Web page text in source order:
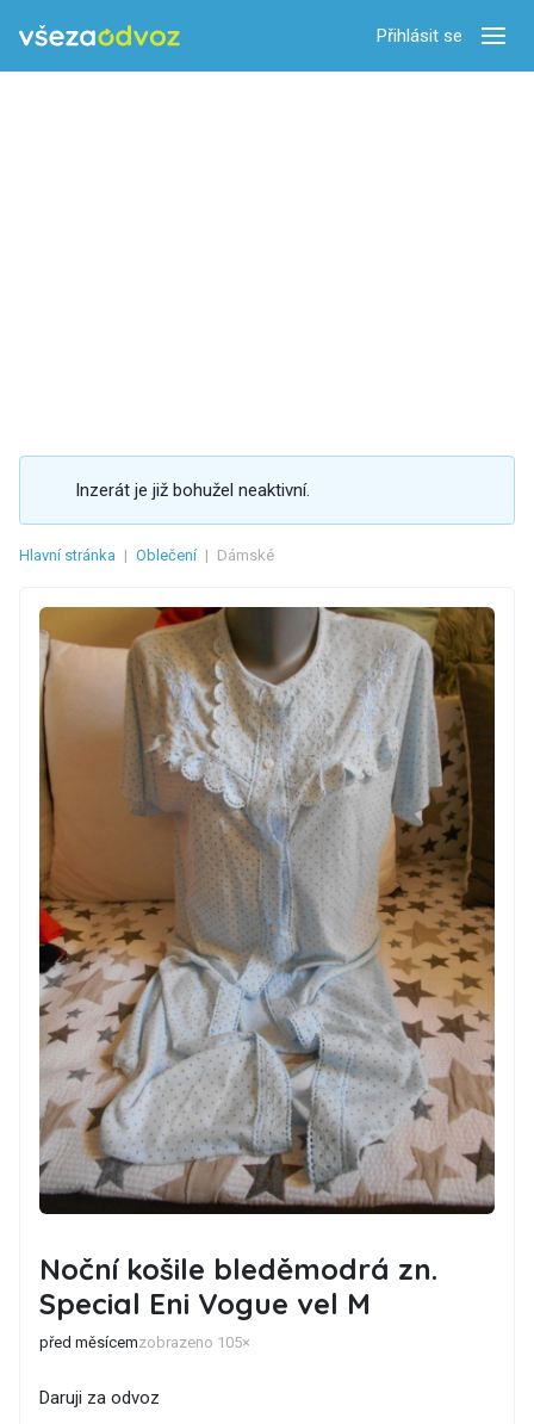
Přihlásit se
Inzerát je již bohužel neaktivní.
Hlavní stránka | Oblečení | Dámské
Noční košile bleděmodrá zn.
Special Eni Vogue vel M
před měsícemzobrazeno 105×
Daruji za odvoz